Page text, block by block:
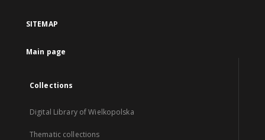
SITEMAP
Main page
Collections
Digital Library of Wielkopolska
Thematic collections